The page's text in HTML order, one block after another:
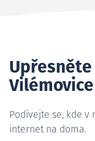
Vilémovice
Podívejte se, kde v
internet na doma.